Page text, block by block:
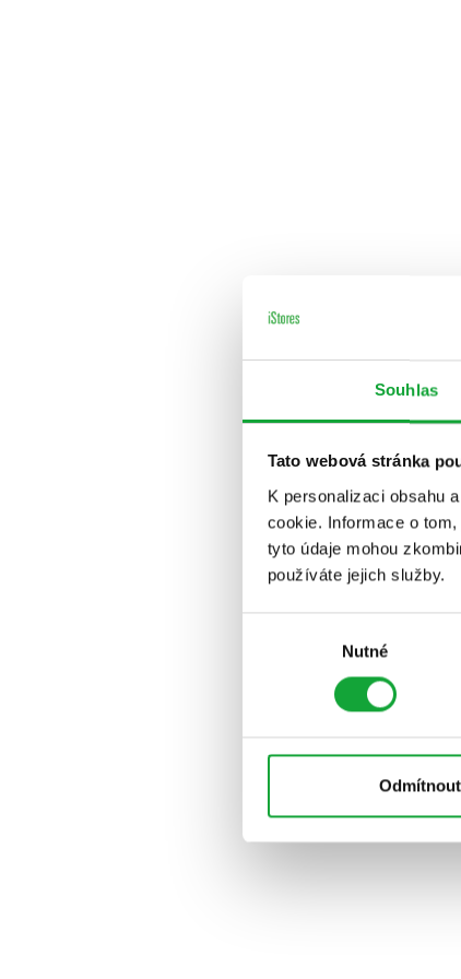
Souhlas
Tato webová stránka
K personalizaci obsahu
cookie. Informace o
tyto údaje mohou
používáte jejich služby.
Nutné
Odmítnout